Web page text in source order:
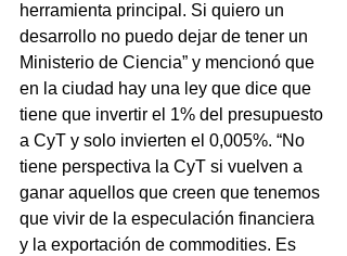
herramienta principal. Si quiero un
desarrollo no puedo dejar de tener un
Ministerio de Ciencia” y mencionó que
en la ciudad hay una ley que dice que
tiene que invertir el 1% del presupuesto
a CyT y solo invierten el 0,005%. “No
tiene perspectiva la CyT si vuelven a
ganar aquellos que creen que tenemos
que vivir de la especulación financiera
y la exportación de commodities. Es